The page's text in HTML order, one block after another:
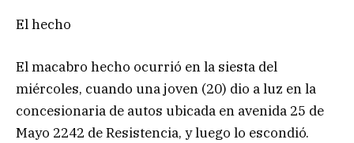
El hecho
El macabro hecho ocurrió en la siesta del
miércoles, cuando una joven (20) dio a luz en la
concesionaria de autos ubicada en avenida 25 de
Mayo 2242 de Resistencia, y luego lo escondió.